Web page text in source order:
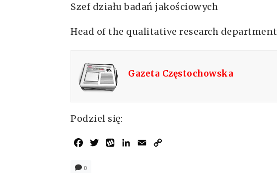
Szef działu badań jakościowych
Head of the qualitative research department
Gazeta Częstochowska
Podziel się:
Facebook
TwitterWykopLinkedIn
Email
0